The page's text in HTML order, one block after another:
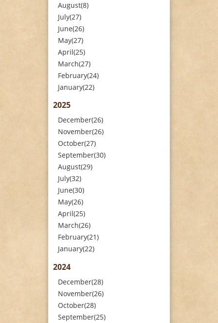
August(8)
July(27)
June(26)
May(27)
April(25)
March(27)
February(24)
January(22)
2025
December(26)
November(26)
October(27)
September(30)
August(29)
July(32)
June(30)
May(26)
April(25)
March(26)
February(21)
January(22)
2024
December(28)
November(26)
October(28)
September(25)